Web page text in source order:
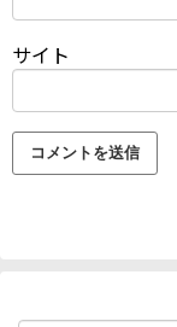
サイト